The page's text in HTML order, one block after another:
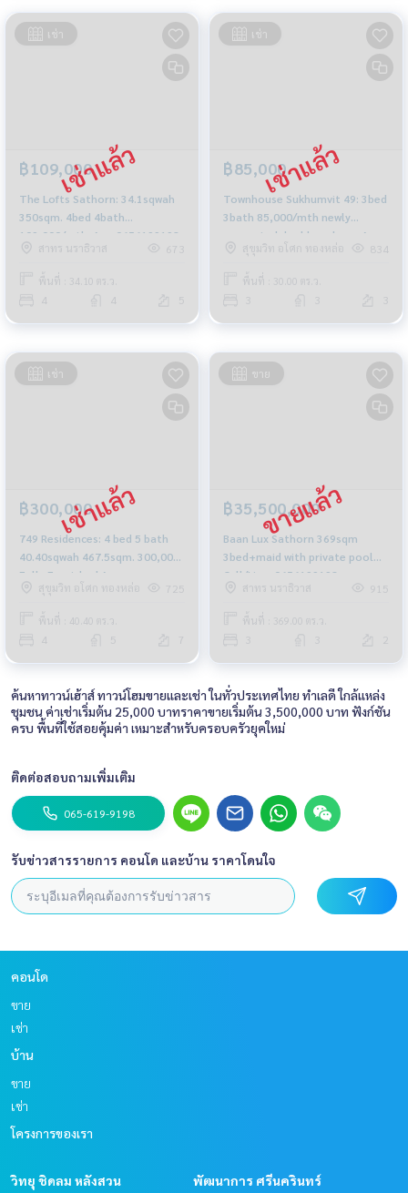
เช่า
฿109,000
The Lofts Sathorn: 34.1sqwah
350sqm. 4bed 4bath
109,000/mth. Am: 0656199198
สาทร นราธิวาส
673
พื้นที่ : 34.10 ตร.ว.
4 4 5
เช่า
฿85,000
Townhouse Sukhumvit 49: 3bed
3bath 85,000/mth newly
renovated double volume Am:
0656199198
สุขุมวิท อโศก ทองหล่อ 834
พื้นที่ : 30.00 ตร.ว.
เช่า
฿300,000
749 Residences: 4 bed 5 bath
40.40sqwah 467.5sqm. 300,000
Fully Furnished Am:
0656199198
สุขุมวิท อโศก ทองหล่อ 725
พื้นที่ : 40.40 ตร.ว.
4 5 7
ขาย
฿35,500,000
Baan Lux Sathorn 369sqm
3bed+maid with private pool
Call/Line: 0656199198
Whatsapp/Wechat: 0849429988
สาทร นราธิวาส 915
พื้นที่ : 369.00 ตร.ว.
ค้นหาทาวน์เฮ้าส์ ทาวน์โฮมขายและเช่า ในทั่วประเทศไทย ทำเลดี ใกล้แหล่ง
ชุมชน ค่าเช่าเริ่มต้น 25,000 บาทราคาขายเริ่มต้น 3,500,000 บาท ฟังก์ชัน
ครบ พื้นที่ใช้สอยคุ้มค่า เหมาะสำหรับครอบครัวยุคใหม่
ติดต่อสอบถามเพิ่มเติม
065-619-9198
รับข่าวสารรายการ คอนโด และบ้าน ราคาโดนใจ
คอนโด
ขาย
เช่า
บ้าน
ขาย
เช่า
โครงการของเรา
วิทยุ ชิดลม หลังสวน พัฒนาการ ศรีนครินทร์